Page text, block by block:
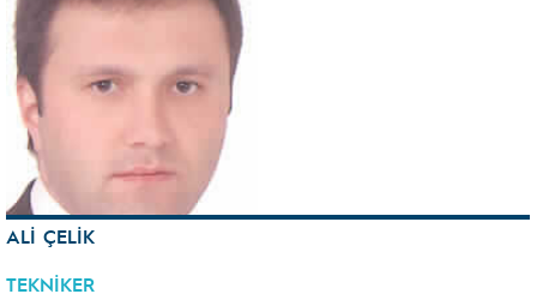
ALİ ÇELİK
TEKNİKER